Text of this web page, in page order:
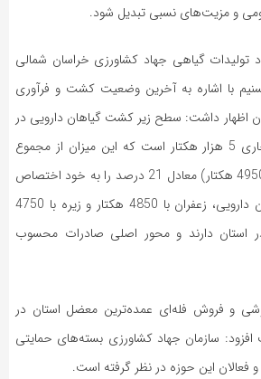
و مزیت‌های نسبی تبدیل شود.
تولیدات گیاهی جهاد کشاورزی خراسان شمالی
با اشاره به آخرین وضعیت کشت و فرآوری
اظهار داشت: سطح زیر کشت گیاهان دارویی در
خراسان شمالی در سال جاری 5 هزار هکتار است که این میزان از مجموع
سطح زیر کشت کشور (49500 هکتار) معادل 21 درصد را به خود اختصاص
داده است. از میان گیاهان دارویی، زعفران با 4850 هکتار و زیره با 4750
استان دارند و محور اصلی صادرات محسوب
و فروش فله‌ای عمده‌ترین معضل استان در
سازمان جهاد کشاورزی بسته‌های حمایتی
و فعالان این حوزه در نظر گرفته است.